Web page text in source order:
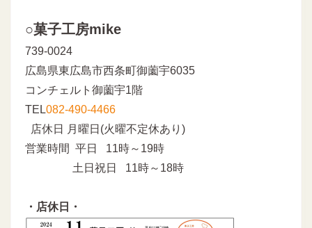
○菓子工房mike
739-0024
広島県東広島市西条町御薗宇6035
コンチェルト御薗宇1階
TEL082-490-4466
店休日 月曜日(火曜不定休あり)
営業時間 平日 11時～19時
土日祝日 11時～18時
・店休日・